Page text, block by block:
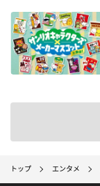
トップ エンタメ